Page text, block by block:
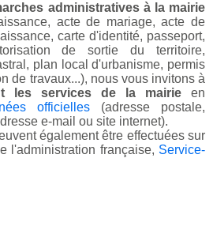
administratives à la mairie
acte de mariage, acte de
carte d'identité, passeport,
de sortie du territoire,
plan local d'urbanisme, permis
de travaux...), nous vous invitons à
les services de la mairie en
officielles (adresse postale,
e-mail ou site internet).
également être effectuées sur
l'administration française, Service-